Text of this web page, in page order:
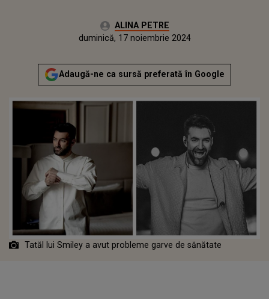
Autor:ALINA PETRE
vineri, 17 noiembrie 2023
Actualizat:
duminică, 17 noiembrie 2024
Adaugă-ne ca sursă preferată în Google
Tatăl lui Smiley a avut probleme garve de sănătate